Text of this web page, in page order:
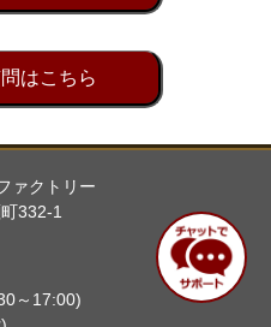
はこちら
クトリー
332-1
～17:00)